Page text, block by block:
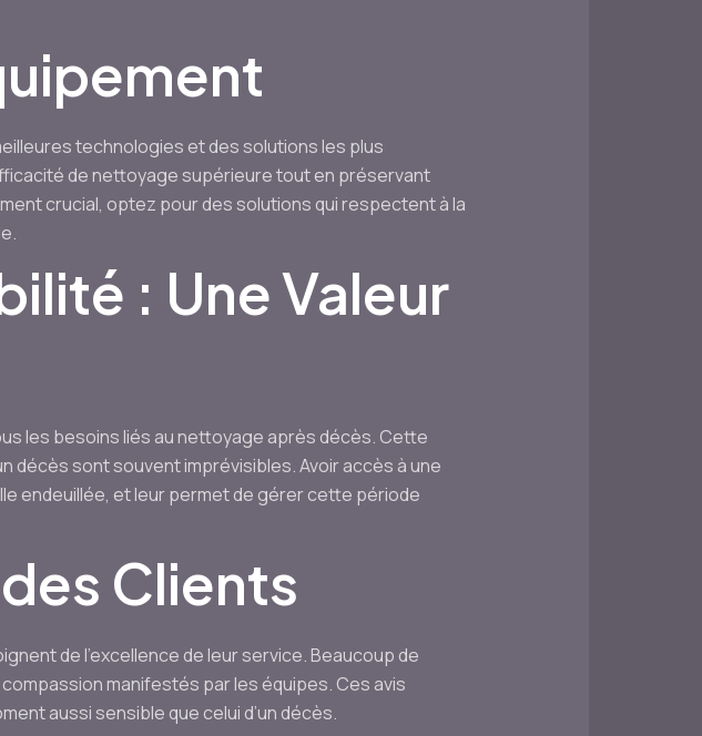
technologies et des solutions les plus
de nettoyage supérieure tout en préservant
crucial, optez pour des solutions qui respectent à la
: Une Valeur
les besoins liés au nettoyage après décès. Cette
sont souvent imprévisibles. Avoir accès à une
endeuillée, et leur permet de gérer cette période
Clients
de l’excellence de leur service. Beaucoup de
manifestés par les équipes. Ces avis
aussi sensible que celui d’un décès.